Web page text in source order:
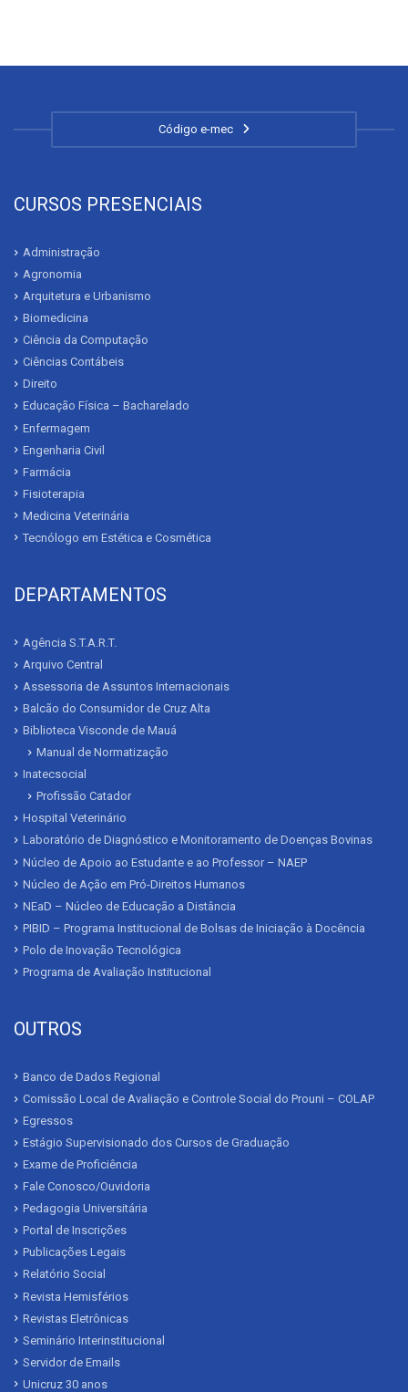
Código e-mec
CURSOS PRESENCIAIS
Administração
Agronomia
Arquitetura e Urbanismo
Biomedicina
Ciência da Computação
Ciências Contábeis
Direito
Educação Física – Bacharelado
Enfermagem
Engenharia Civil
Farmácia
Fisioterapia
Medicina Veterinária
Tecnólogo em Estética e Cosmética
DEPARTAMENTOS
Agência S.T.A.R.T.
Arquivo Central
Assessoria de Assuntos Internacionais
Balcão do Consumidor de Cruz Alta
Biblioteca Visconde de Mauá
Manual de Normatização
Inatecsocial
Profissão Catador
Hospital Veterinário
Laboratório de Diagnóstico e Monitoramento de Doenças Bovinas
Núcleo de Apoio ao Estudante e ao Professor – NAEP
Núcleo de Ação em Pró-Direitos Humanos
NEaD – Núcleo de Educação a Distância
PIBID – Programa Institucional de Bolsas de Iniciação à Docência
Polo de Inovação Tecnológica
Programa de Avaliação Institucional
OUTROS
Banco de Dados Regional
Comissão Local de Avaliação e Controle Social do Prouni – COLAP
Egressos
Estágio Supervisionado dos Cursos de Graduação
Exame de Proficiência
Fale Conosco/Ouvidoria
Pedagogia Universitária
Portal de Inscrições
Publicações Legais
Relatório Social
Revista Hemisférios
Revistas Eletrônicas
Seminário Interinstitucional
Servidor de Emails
Unicruz 30 anos